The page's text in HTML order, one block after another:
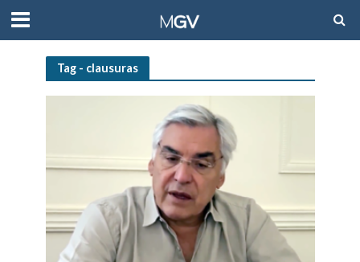
Tag - clausuras